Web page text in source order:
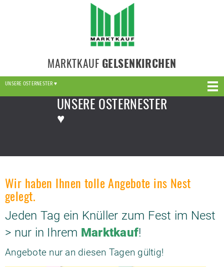
MARKTKAUF GELSENKIRCHEN
UNSERE OSTERNESTER ♥
UNSERE OSTERNESTER
♥
Wir haben Ihnen tolle Angebote ins Nest
gelegt.
Jeden Tag ein Knüller zum Fest im Nest
> nur in Ihrem Marktkauf!
Angebote nur an diesen Tagen gültig!